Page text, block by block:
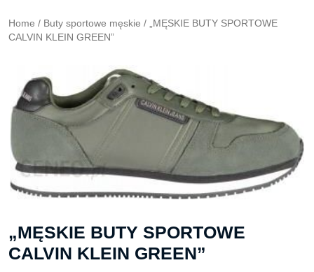
Home / Buty sportowe męskie / „MĘSKIE BUTY SPORTOWE
CALVIN KLEIN GREEN”
„MĘSKIE BUTY SPORTOWE
CALVIN KLEIN GREEN”